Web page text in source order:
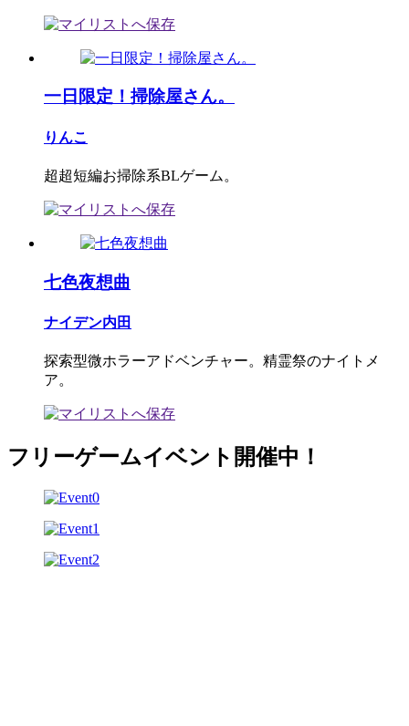
一日限定！掃除屋さん。
りんこ
超超短編お掃除系BLゲーム。
七色夜想曲
ナイデン内田
探索型微ホラーアドベンチャー。精霊祭のナイトメ
ア。
フリーゲームイベント開催中！